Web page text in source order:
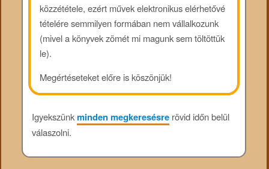
közzététele, ezért művek elektronikus elérhetővé
tételére semmilyen formában nem vállalkozunk
(mivel a könyvek zömét mi magunk sem töltöttük
le).
Megértéseteket előre is köszönjük!
Igyekszünkminden megkeresésrerövid időn belül
válaszolni.